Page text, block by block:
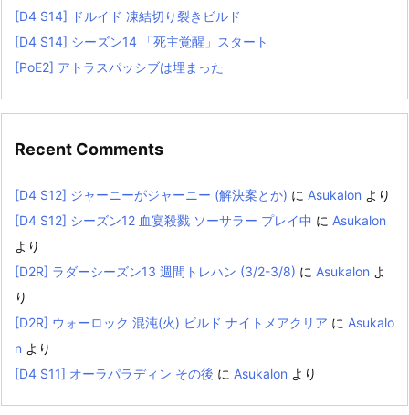
[D4 S14] ドルイド 凍結切り裂きビルド
[D4 S14] シーズン14 「死主覚醒」スタート
[PoE2] アトラスパッシブは埋まった
Recent Comments
[D4 S12] ジャーニーがジャーニー (解決案とか) に Asukalon より
[D4 S12] シーズン12 血宴殺戮 ソーサラー プレイ中 に Asukalon
より
[D2R] ラダーシーズン13 週間トレハン (3/2-3/8) に Asukalon よ
り
[D2R] ウォーロック 混沌(火) ビルド ナイトメアクリア に Asukalo
n より
[D4 S11] オーラパラディン その後 に Asukalon より